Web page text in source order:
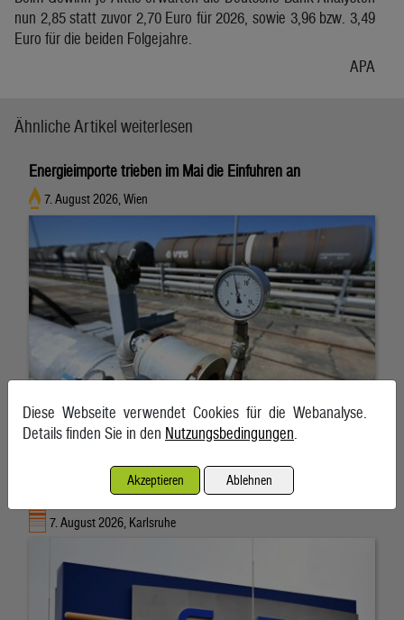
nun 2,85 statt zuvor 2,70 Euro für 2026, sowie 3,96 bzw. 3,49
Euro für die beiden Folgejahre.
APA
Ähnliche Artikel weiterlesen
Energieimporte trieben im Mai die Einfuhren an
7. August 2026, Wien
EnBW bestätigt Jahresprognose trotz Gewinnrückgangs
7. August 2026, Karlsruhe
Diese Webseite verwendet Cookies für die Webanalyse.
Details finden Sie in den Nutzungsbedingungen
Akzeptieren Ablehnen